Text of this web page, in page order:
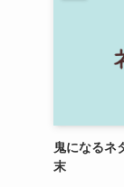
鬼になるネ
末